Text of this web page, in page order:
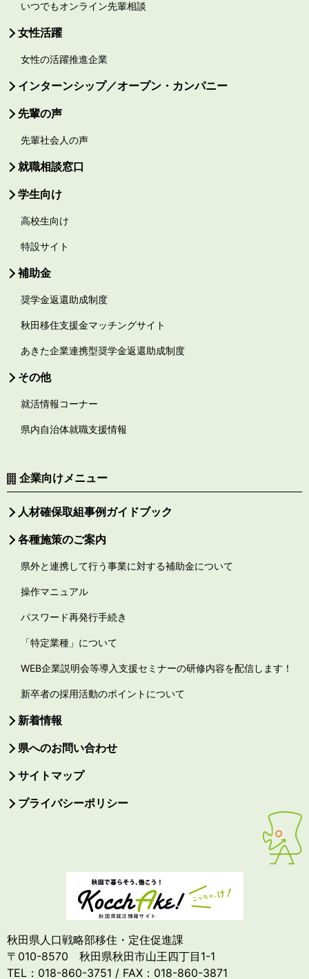
いつでもオンライン先輩相談
女性活躍
女性の活躍推進企業
インターンシップ／オープン・カンパニー
先輩の声
先輩社会人の声
就職相談窓口
学生向け
高校生向け
特設サイト
補助金
奨学金返還助成制度
秋田移住支援金マッチングサイト
あきた企業連携型奨学金返還助成制度
その他
就活情報コーナー
県内自治体就職支援情報
企業向けメニュー
人材確保取組事例ガイドブック
各種施策のご案内
県外と連携して行う事業に対する補助金について
操作マニュアル
パスワード再発行手続き
「特定業種」について
WEB企業説明会等導入支援セミナーの研修内容を配信します！
新卒者の採用活動のポイントについて
新着情報
県へのお問い合わせ
サイトマップ
プライバシーポリシー
秋田県人口戦略部移住・定住促進課
〒010-8570 秋田県秋田市山王四丁目1-1
TEL：018-860-3751 / FAX：018-860-3871